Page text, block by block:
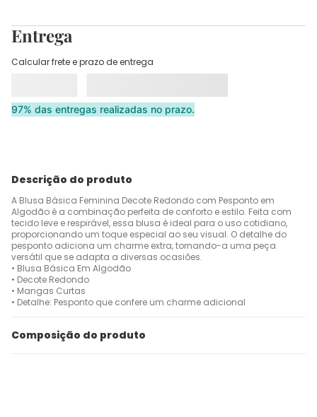
Entrega
Calcular frete e prazo de entrega
97% das entregas realizadas no prazo.
Descrição do produto
A Blusa Básica Feminina Decote Redondo com Pesponto em
Algodão é a combinação perfeita de conforto e estilo. Feita com
tecido leve e respirável, essa blusa é ideal para o uso cotidiano,
proporcionando um toque especial ao seu visual. O detalhe do
pesponto adiciona um charme extra, tornando-a uma peça
versátil que se adapta a diversas ocasiões.
• Blusa Básica Em Algodão
• Decote Redondo
• Mangas Curtas
• Detalhe: Pesponto que confere um charme adicional
Composição do produto